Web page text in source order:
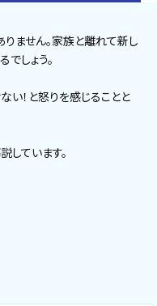
ません。家族と離れて新し
しょう。
い！と怒りを感じることと
しています。